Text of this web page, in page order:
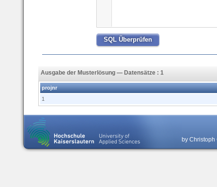
Ausgabe der Musterlösung — Datensätze : 1
projnr
1
by